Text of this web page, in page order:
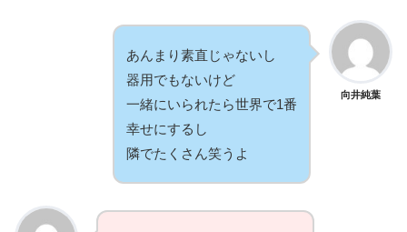
向井純葉
あんまり素直じゃないし
器用でもないけど
一緒にいられたら世界で1番
幸せにするし
隣でたくさん笑うよ